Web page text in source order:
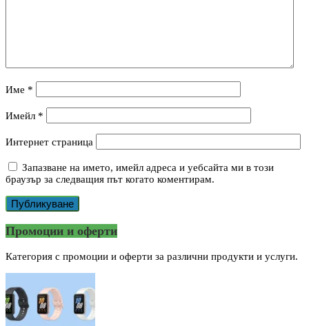
Име *
Имейл *
Интернет страница
Запазване на името, имейл адреса и уебсайта ми в този
браузър за следващия път когато коментирам.
Промоции и оферти
Категория с промоции и оферти за различни продукти и услуги.